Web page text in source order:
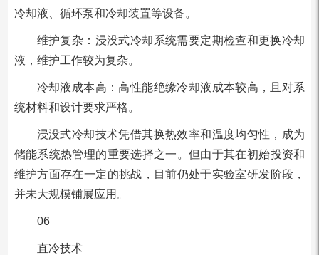
冷却液、循环泵和冷却装置等设备。
维护复杂：浸没式冷却系统需要定期检查和更换冷却
液，维护工作较为复杂。
冷却液成本高：高性能绝缘冷却液成本较高，且对系
统材料和设计要求严格。
浸没式冷却技术凭借其换热效率和温度均匀性，成为
储能系统热管理的重要选择之一。但由于其在初始投资和
维护方面存在一定的挑战，目前仍处于实验室研发阶段，
并未大规模铺展应用。
06
直冷技术